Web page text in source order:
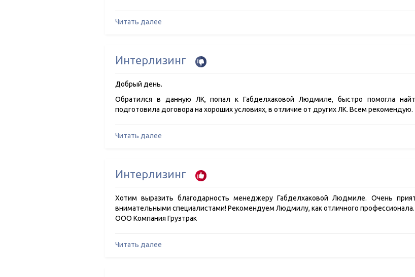
Читать далее
Интерлизинг
Добрый день.
Обратился в данную ЛК, попал к Габделхаковой Людмиле, быстро помогла
подготовила договора на хороших условиях, в отличие от других ЛК. Всем рекомендую.
Читать далее
Интерлизинг
Хотим выразить благодарность менеджеру Габделхаковой Людмиле. Очень
внимательными специалистами! Рекомендуем Людмилу, как отличного профессионала.
ООО Компания Грузтрак
Читать далее